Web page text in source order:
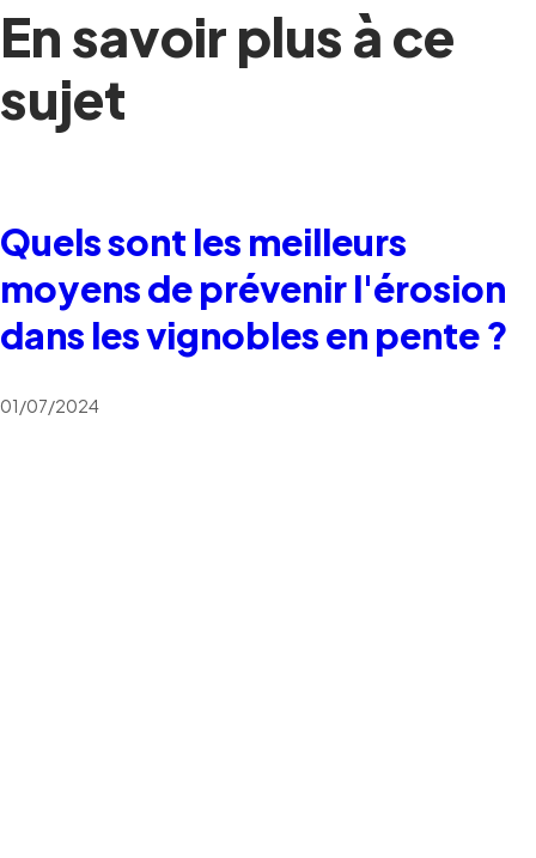
En savoir plus à ce
sujet
Quels sont les meilleurs
moyens de prévenir l'érosion
dans les vignobles en pente ?
01/07/2024